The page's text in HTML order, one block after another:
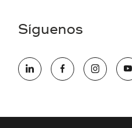
electrónico
oportunidades que se
de trabajo diversa y a
Síguenos